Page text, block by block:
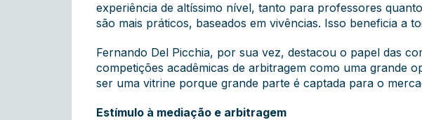
experiência de altíssimo nível, tanto para professores
são mais práticos, baseados em vivências. Isso beneficia a
Fernando Del Picchia, por sua vez, destacou o papel das
competições acadêmicas de arbitragem como uma grande
ser uma vitrine porque grande parte é captada para o
Estímulo à mediação e arbitragem